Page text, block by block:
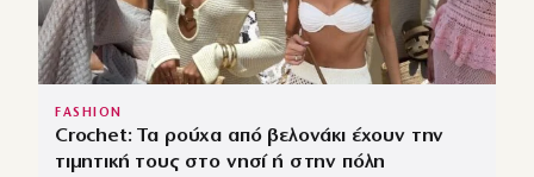
FASHION
Crochet: Τα ρούχα από βελονάκι έχουν την
τιμητική τους στο νησί ή στην πόλη